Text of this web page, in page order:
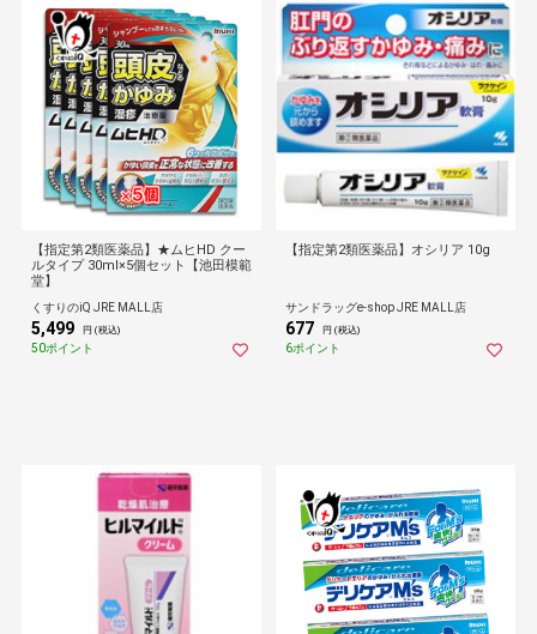
【指定第2類医薬品】★ムヒHD クー
ルタイプ 30ml×5個セット【池田模範
堂】
くすりのiQ JRE MALL店
5,499 円 (税込)
50ポイント
【指定第2類医薬品】オシリア 10g
サンドラッグe-shop JRE MALL店
677 円 (税込)
6ポイント